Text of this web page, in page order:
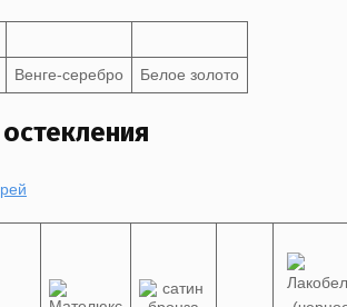
Венге-серебро Белое золото